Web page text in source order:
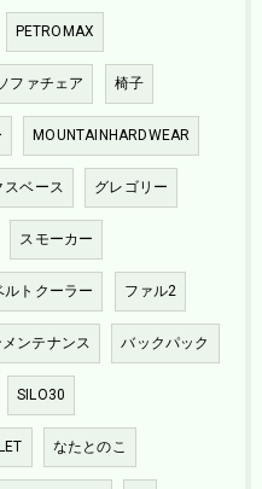
PETROMAX
ファチェア 椅子
MOUNTAINHARDWEAR
スベース グレゴリー
スモーカー
ルトクーラー ファル2
ンテナンス バックパック
SILO30
なたとのこ